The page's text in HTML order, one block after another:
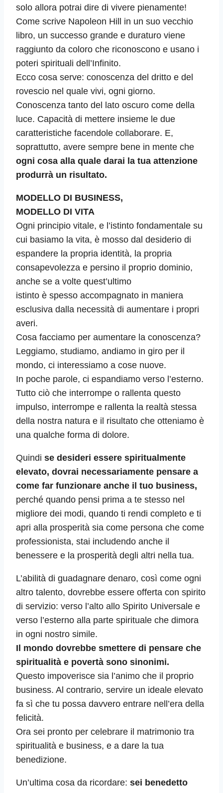
solo allora potrai dire di vivere pienamente!
Come scrive Napoleon Hill in un suo vecchio
libro, un successo grande e duraturo viene
raggiunto da coloro che riconoscono e usano i
poteri spirituali dell’Infinito.
Ecco cosa serve: conoscenza del dritto e del
rovescio nel quale vivi, ogni giorno.
Conoscenza tanto del lato oscuro come della
luce. Capacità di mettere insieme le due
caratteristiche facendole collaborare. E,
soprattutto, avere sempre bene in mente che
ogni cosa alla quale darai la tua attenzione
produrrà un risultato.
MODELLO DI BUSINESS,
MODELLO DI VITA
Ogni principio vitale, e l’istinto fondamentale su
cui basiamo la vita, è mosso dal desiderio di
espandere la propria identità, la propria
consapevolezza e persino il proprio dominio,
anche se a volte quest’ultimo
istinto è spesso accompagnato in maniera
esclusiva dalla necessità di aumentare i propri
averi.
Cosa facciamo per aumentare la conoscenza?
Leggiamo, studiamo, andiamo in giro per il
mondo, ci interessiamo a cose nuove.
In poche parole, ci espandiamo verso l’esterno.
Tutto ciò che interrompe o rallenta questo
impulso, interrompe e rallenta la realtà stessa
della nostra natura e il risultato che otteniamo è
una qualche forma di dolore.
Quindi se desideri essere spiritualmente
elevato, dovrai necessariamente pensare a
come far funzionare anche il tuo business,
perché quando pensi prima a te stesso nel
migliore dei modi, quando ti rendi completo e ti
apri alla prosperità sia come persona che come
professionista, stai includendo anche il
benessere e la prosperità degli altri nella tua.
L’abilità di guadagnare denaro, così come ogni
altro talento, dovrebbe essere offerta con spirito
di servizio: verso l’alto allo Spirito Universale e
verso l’esterno alla parte spirituale che dimora
in ogni nostro simile.
Il mondo dovrebbe smettere di pensare che
spiritualità e povertà sono sinonimi.
Questo impoverisce sia l’animo che il proprio
business. Al contrario, servire un ideale elevato
fa sì che tu possa davvero entrare nell’era della
felicità.
Ora sei pronto per celebrare il matrimonio tra
spiritualità e business, e a dare la tua
benedizione.
Un’ultima cosa da ricordare: sei benedetto